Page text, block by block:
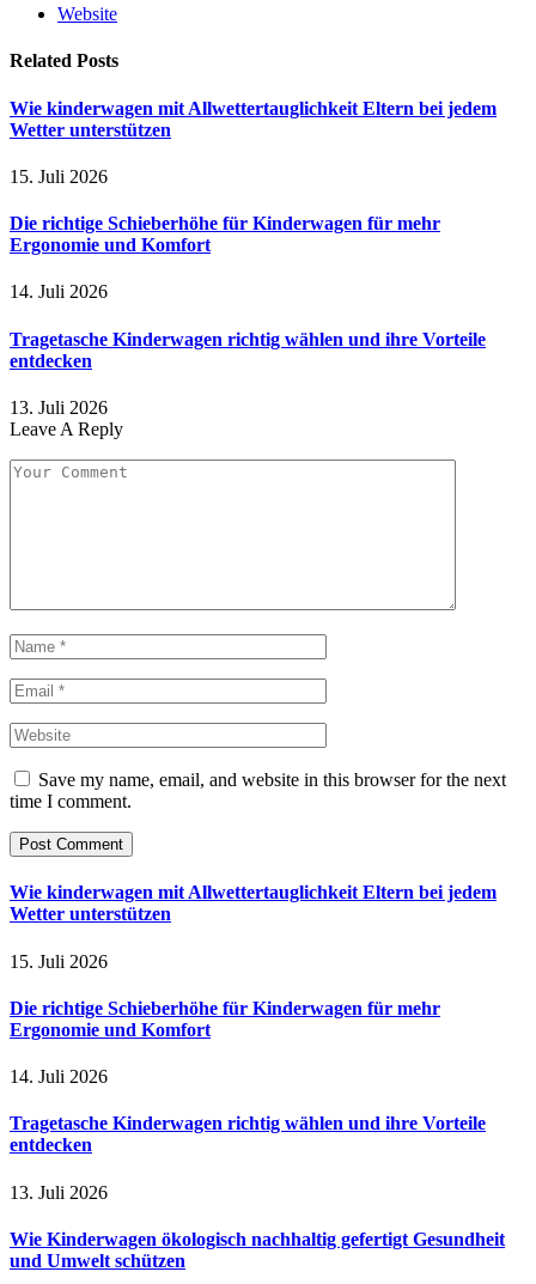
Website
Related Posts
Wie kinderwagen mit Allwettertauglichkeit Eltern bei jedem
Wetter unterstützen
15. Juli 2026
Die richtige Schieberhöhe für Kinderwagen für mehr
Ergonomie und Komfort
14. Juli 2026
Tragetasche Kinderwagen richtig wählen und ihre Vorteile
entdecken
13. Juli 2026
Leave A Reply
Save my name, email, and website in this browser for the next
time I comment.
Wie kinderwagen mit Allwettertauglichkeit Eltern bei jedem
Wetter unterstützen
15. Juli 2026
Die richtige Schieberhöhe für Kinderwagen für mehr
Ergonomie und Komfort
14. Juli 2026
Tragetasche Kinderwagen richtig wählen und ihre Vorteile
entdecken
13. Juli 2026
Wie Kinderwagen ökologisch nachhaltig gefertigt Gesundheit
und Umwelt schützen